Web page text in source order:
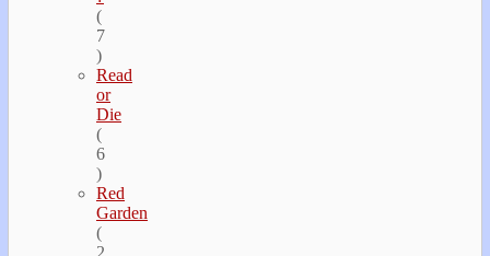
(
7
)
Read
or
Die
(
6
)
Red
Garden
(
2